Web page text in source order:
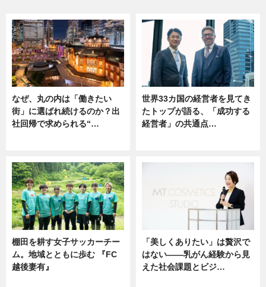
なぜ、丸の内は「働きたい
街」に選ばれ続けるのか？出
社回帰で求められる“…
世界33カ国の経営者を見てき
たトップが語る、「成功する
経営者」の共通点…
棚田を耕す女子サッカーチー
ム。地域とともに歩む 『FC
越後妻有』
「美しくありたい」は贅沢で
はない――乳がん経験から見
えた社会課題とビジ…